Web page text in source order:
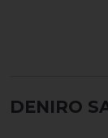
DENIRO